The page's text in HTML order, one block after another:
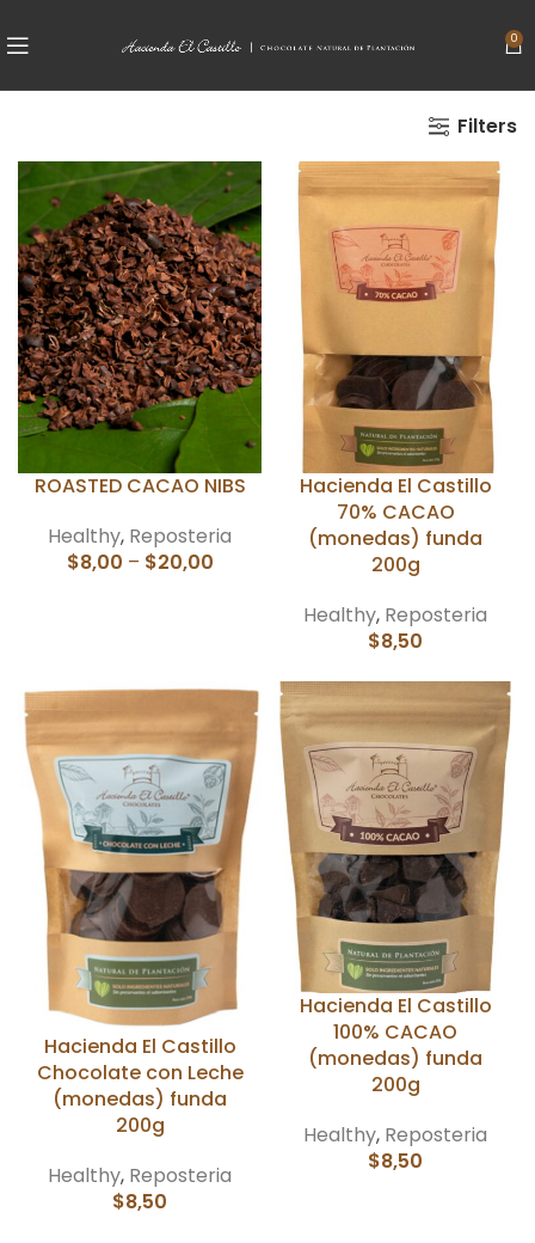
0
Filters
ROASTED CACAO NIBS
Healthy, Reposteria
$8,00 – $20,00
Hacienda El Castillo
70% CACAO
(monedas) funda
200g
Healthy, Reposteria
$8,50
Hacienda El Castillo
Chocolate con Leche
(monedas) funda
200g
Healthy, Reposteria
$8,50
Hacienda El Castillo
100% CACAO
(monedas) funda
200g
Healthy, Reposteria
$8,50